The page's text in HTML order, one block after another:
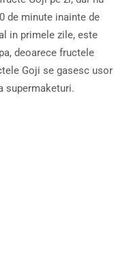
de minute inainte de
in primele zile, este
deoarece fructele
Goji se gasesc usor
supermaketuri.